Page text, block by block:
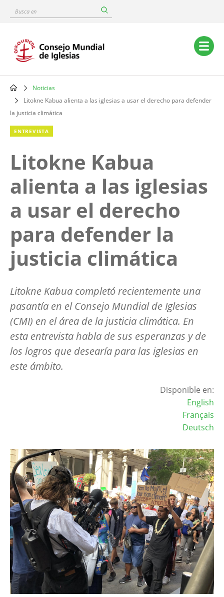
content
Busca
Main
navigation
Breadcrumb
Noticias
Litokne Kabua alienta a las iglesias a usar el derecho para defender
la justicia climática
ENTREVISTA
Litokne Kabua
alienta a las iglesias
a usar el derecho
para defender la
justicia climática
Litokne Kabua completó recientemente una
pasantía en el Consejo Mundial de Iglesias
(CMI) en el área de la justicia climática. En
esta entrevista habla de sus esperanzas y de
los logros que desearía para las iglesias en
este ámbito.
Disponible en:
English
Français
Deutsch
Image